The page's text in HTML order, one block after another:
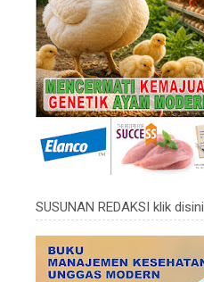
SUSUNAN REDAKSI klik disini